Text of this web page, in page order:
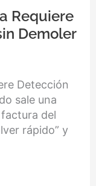
Requiere
Demoler
Detección
sale una
del
rápido” y